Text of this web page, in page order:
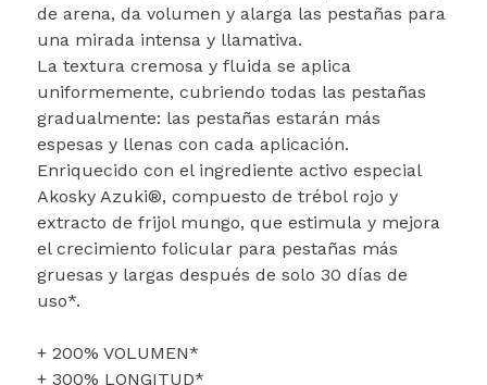
de arena, da volumen y alarga las pestañas para
una mirada intensa y llamativa.
La textura cremosa y fluida se aplica
uniformemente, cubriendo todas las pestañas
gradualmente: las pestañas estarán más
espesas y llenas con cada aplicación.
Enriquecido con el ingrediente activo especial
Akosky Azuki®, compuesto de trébol rojo y
extracto de frijol mungo, que estimula y mejora
el crecimiento folicular para pestañas más
gruesas y largas después de solo 30 días de
uso*.
+ 200% VOLUMEN*
+ 300% LONGITUD*